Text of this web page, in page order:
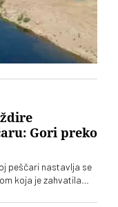
Gori preko
peščari nastavlja se
koja je zahvatila